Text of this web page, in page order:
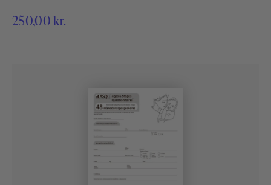
hos småbørn. Det har afgørende betydning for børns fremtid,
250,00 kr.